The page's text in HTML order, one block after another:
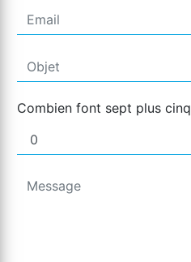
Combien font sept plus cinq